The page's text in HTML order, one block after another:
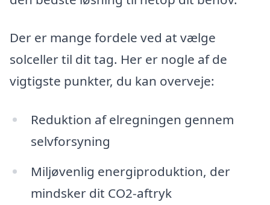
Der er mange fordele ved at vælge
solceller til dit tag. Her er nogle af de
vigtigste punkter, du kan overveje:
Reduktion af elregningen gennem
selvforsyning
Miljøvenlig energiproduktion, der
mindsker dit CO2-aftryk